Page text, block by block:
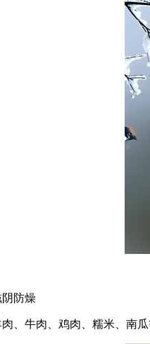
防燥
牛肉、鸡肉、糯米、南瓜